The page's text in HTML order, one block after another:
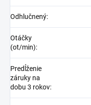
Odhlučnený:
Otáčky
(ot/min):
Predĺženie
záruky na
dobu 3 rokov: